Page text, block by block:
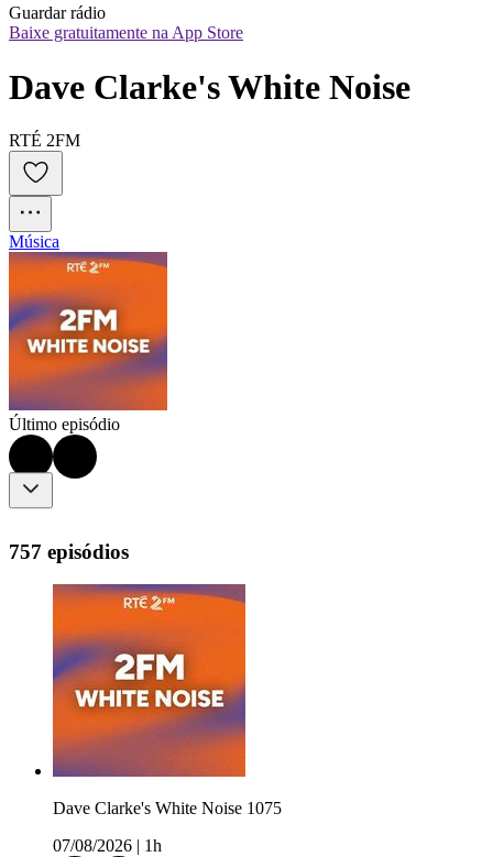
Guardar rádio
Baixe gratuitamente na App Store
Dave Clarke's White Noise
RTÉ 2FM
Música
Último episódio
757 episódios
Dave Clarke's White Noise 1075
07/08/2026
1h